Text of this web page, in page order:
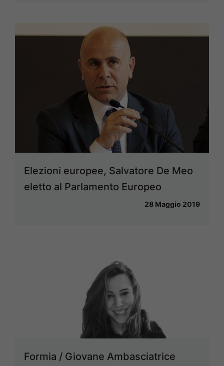
Elezioni europee, Salvatore De Meo
eletto al Parlamento Europeo
28 Maggio 2019
Formia / Giovane Ambasciatrice